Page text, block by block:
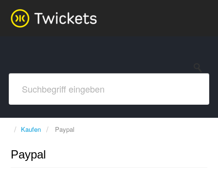
Kaufen Paypal
Paypal